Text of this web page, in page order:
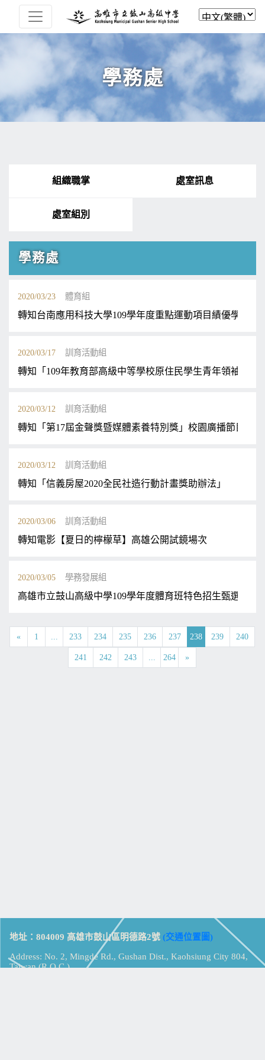
學務處
組織職掌 處室訊息
處室組別
學務處
2020/03/23 體育組
轉知台南應用科技大學109學年度重點運動項目績優學生單
2020/03/17 訓育活動組
轉知「109年教育部高級中等學校原住民學生青年領袖培
2020/03/12 訓育活動組
轉知「第17屆金聲獎暨媒體素養特別獎」校園廣播節目競
2020/03/12 訓育活動組
轉知「信義房屋2020全民社造行動計畫獎助辦法」
2020/03/06 訓育活動組
轉知電影【夏日的檸檬草】高雄公開試鏡場次
2020/03/05 學務發展組
高雄市立鼓山高級中學109學年度體育班特色招生甄選入學
« 1 ... 233 234 235 236 237 238 239 240
241 242 243 ... 264 »
地址：804009 高雄市鼓山區明德路2號 (交通位置圖)
Address: No. 2, Mingde Rd., Gushan Dist., Kaohsiung City 804,
Taiwan (R.O.C.)